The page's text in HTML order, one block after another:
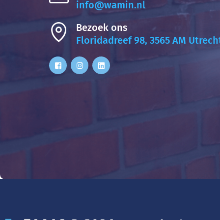
info@wamin.nl
Bezoek ons
Floridadreef 98, 3565 AM